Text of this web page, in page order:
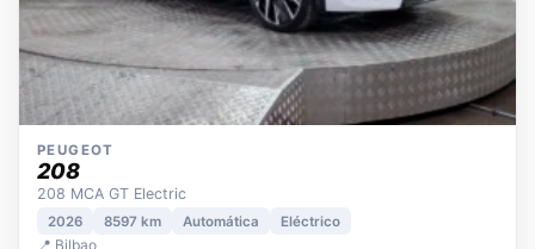
PEUGEOT
208
208 MCA GT Electric
2026